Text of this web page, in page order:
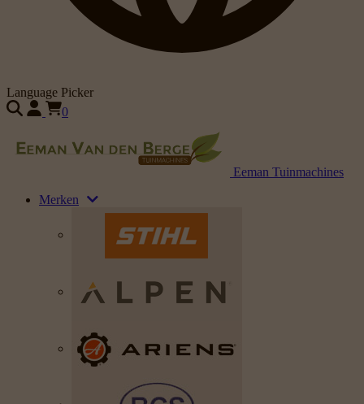
Language Picker
0
Eeman Tuinmachines
Merken